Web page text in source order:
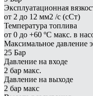
Эксплуатационная
от 2 до 12 мм2 /с (сСт)
Температура топлива
от 0 до +60 ºC макс. в
Максимальное давление
25 Бар
Давление на входе
2 бар макс.
Давление на выходе
2 бар макс